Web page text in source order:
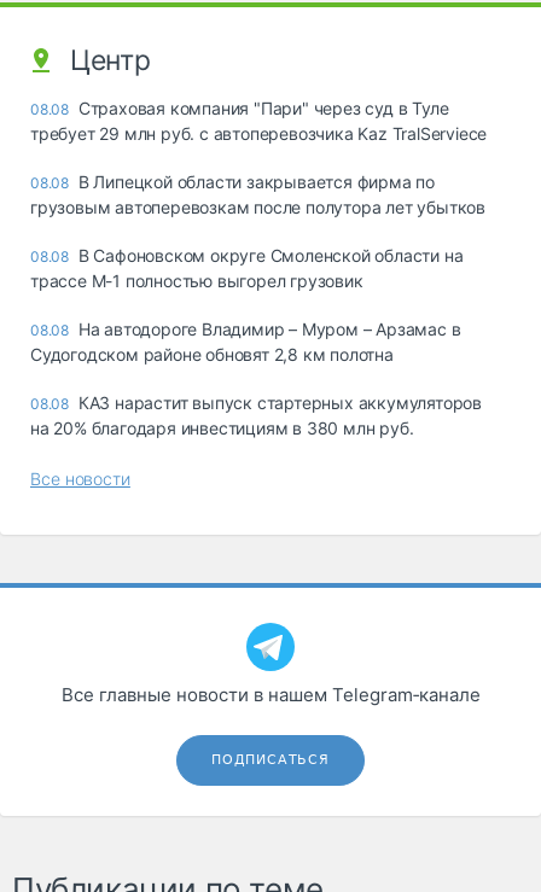
Центр
08.08 Страховая компания "Пари" через суд в Туле
требует 29 млн руб. с автоперевозчика Kaz TralServiece
08.08 В Липецкой области закрывается фирма по
грузовым автоперевозкам после полутора лет убытков
08.08 В Сафоновском округе Смоленской области на
трассе М-1 полностью выгорел грузовик
08.08 На автодороге Владимир – Муром – Арзамас в
Судогодском районе обновят 2,8 км полотна
08.08 КАЗ нарастит выпуск стартерных аккумуляторов
на 20% благодаря инвестициям в 380 млн руб.
Все новости
Все главные новости в нашем Telegram‑канале
ПОДПИСАТЬСЯ